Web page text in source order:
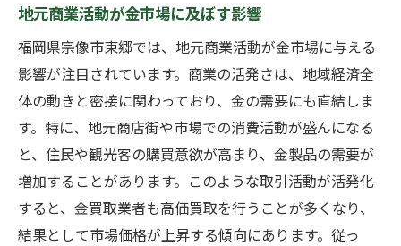
賢い金取引のために知っておきたい宗像市東郷
の経済環境
地域経済の最新情報を活用した金取引
宗像市の経済指標が示す投資のヒント
地元経済の成長ポテンシャルと金市場
経済動向が金価格に与える潜在的影響
宗像市での金取引における戦略的アプロー
チ
地元商業活動が金市場に及ぼす影響
福岡県宗像市東郷では、地元商業活動が金市場に与える
影響が注目されています。商業の活発さは、地域経済全
体の動きと密接に関わっており、金の需要にも直結しま
す。特に、地元商店街や市場での消費活動が盛んになる
と、住民や観光客の購買意欲が高まり、金製品の需要が
増加することがあります。このような取引活動が活発化
すると、金買取業者も高価買取を行うことが多くなり、
結果として市場価格が上昇する傾向にあります。従っ